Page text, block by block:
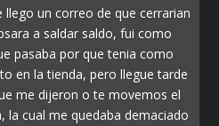
llego un correo de que cerrarian
a saldar saldo, fui como
pasaba por que tenia como
en la tienda, pero llegue tarde
me dijeron o te movemos el
la cual me quedaba demaciado